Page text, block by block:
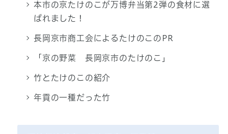
本市の京たけのこが万博弁当第2弾の食材に選
ばれました！
長岡京市商工会によるたけのこのPR
「京の野菜 長岡京市のたけのこ」
竹とたけのこの紹介
年貢の一種だった竹